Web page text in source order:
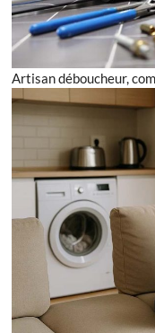
Artisan déboucheur,